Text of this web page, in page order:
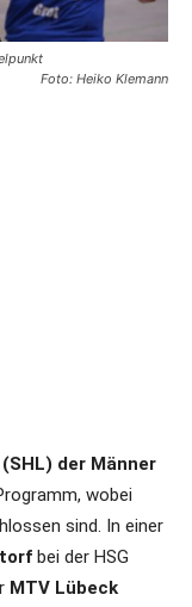
Foto: Heiko Klemann
der Männer
wobei
sind. In einer
bei der HSG
MTV Lübeck